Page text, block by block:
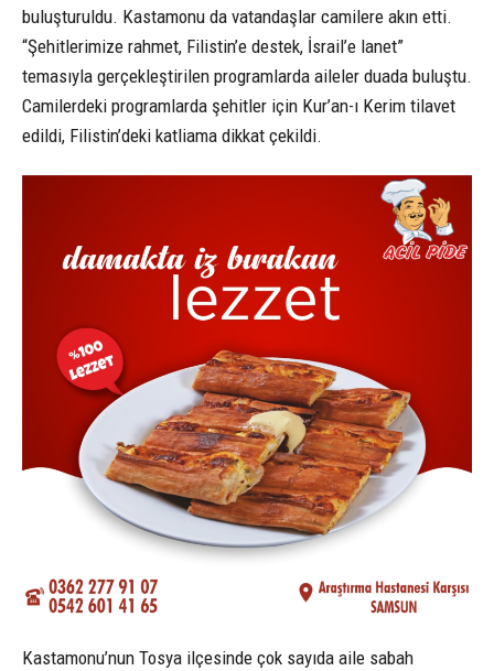
buluşturuldu. Kastamonu da vatandaşlar camilere akın etti.
“Şehitlerimize rahmet, Filistin’e destek, İsrail’e lanet”
temasıyla gerçekleştirilen programlarda aileler duada buluştu.
Camilerdeki programlarda şehitler için Kur’an-ı Kerim tilavet
edildi, Filistin’deki katliama dikkat çekildi.
Kastamonu’nun Tosya ilçesinde çok sayıda aile sabah